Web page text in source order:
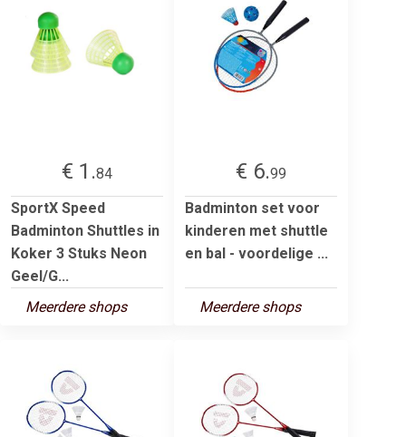
€ 1.84
SportX Speed
Badminton Shuttles in
Koker 3 Stuks Neon
Geel/G...
Meerdere shops
€ 6.99
Badminton set voor
kinderen met shuttle
en bal - voordelige ...
Meerdere shops